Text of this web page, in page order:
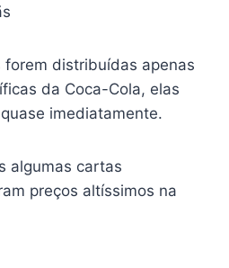
forem distribuídas apenas
da Coca-Cola, elas
imediatamente.
algumas cartas
preços altíssimos na